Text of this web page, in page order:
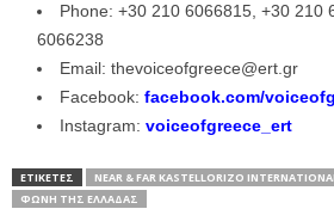
Phone: +30 210 6066815, +30 210
6066238
Email: thevoiceofgreece@ert.gr
Facebook: facebook.com/
Instagram: voiceofgreece_ert
ΕΤΙΚΕΤΕΣ
NEAR & FAR KASTELLORIZO
ΦΩΝΗ ΤΗΣ ΕΛΛΑΔΑΣ